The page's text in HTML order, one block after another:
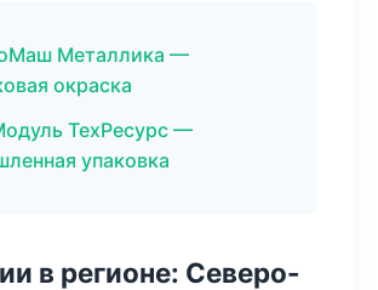
Металлика —
окраска
ТехРесурс —
упаковка
в регионе: Северо-